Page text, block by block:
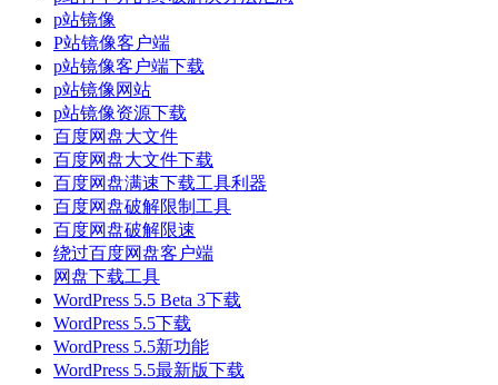
p站镜像
P站镜像客户端
p站镜像客户端下载
p站镜像网站
p站镜像资源下载
百度网盘大文件
百度网盘大文件下载
百度网盘满速下载工具利器
百度网盘破解限制工具
百度网盘破解限速
绕过百度网盘客户端
网盘下载工具
WordPress 5.5 Beta 3下载
WordPress 5.5下载
WordPress 5.5新功能
WordPress 5.5最新版下载